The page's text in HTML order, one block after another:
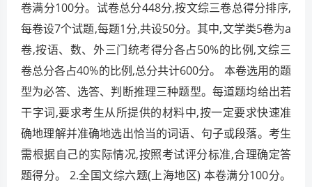
卷满分100分。试卷总分448分,按文综三卷总得分排序,
每卷设7个试题,每题1分,共设50分。其中,文学类5卷为a
卷,按语、数、外三门统考得分各占50%的比例,文综三
卷总分各占40%的比例,总分共计600分。 本卷选用的题
型为必答、选答、判断推理三种题型。每道题均给出若
干字词,要求考生从所提供的材料中,按一定要求快速准
确地理解并准确地选出恰当的词语、句子或段落。考生
需根据自己的实际情况,按照考试评分标准,合理确定答
题得分。 2.全国文综六题(上海地区) 本卷满分100分。